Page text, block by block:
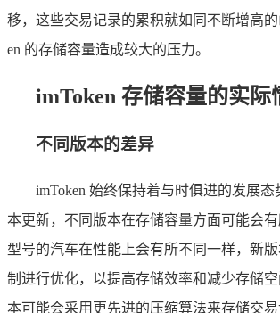
移，这些交易记录的累积就如同不断增高
en 的存储容量造成较大的压力。
imToken 存储容量的实际
不同版本的差异
imToken 始终保持着与时俱进的发展
本更新，不同版本在存储容量方面可能会
型号的汽车在性能上会有所不同一样，新
制进行优化，以提高存储效率和减少存储
本可能会采用更先进的压缩算法来存储交